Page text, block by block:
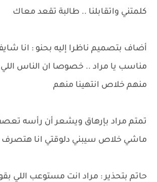
كلمتني واتقابلنا .. طالبة تقعد معاك
أضاف بتصميم ناظرا إليه بحنو : انا
مناسب يا مراد .. خصوصا ان الناس اللي
منهم خلاص انتهينا منهم
تمتم مراد بإرهاق ويشعر أن رأسه
ماشي خلاص سيبني دلوقتي انا هتصرف
حاتم بتحذير : مراد انت مستوعب اللي